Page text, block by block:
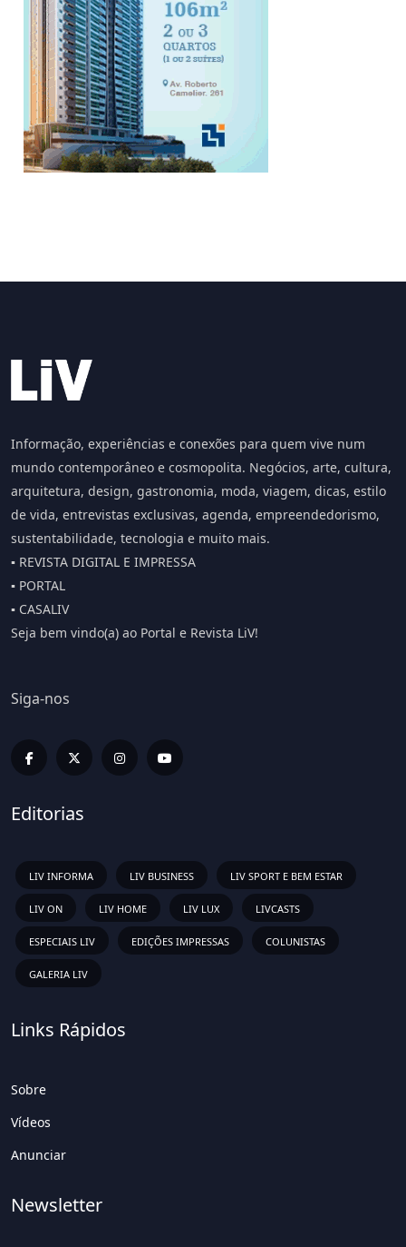
Informação, experiências e conexões para quem vive num
mundo contemporâneo e cosmopolita. Negócios, arte, cultura,
arquitetura, design, gastronomia, moda, viagem, dicas, estilo
de vida, entrevistas exclusivas, agenda, empreendedorismo,
sustentabilidade, tecnologia e muito mais.
▪️ REVISTA DIGITAL E IMPRESSA
▪️ PORTAL
▪️ CASALIV
Seja bem vindo(a) ao Portal e Revista LiV!
Siga-nos
Editorias
LIV INFORMA LIV BUSINESS LIV SPORT E BEM ESTAR
LIV ON LIV HOME LIV LUX LIVCASTS
ESPECIAIS LIV EDIÇÕES IMPRESSAS COLUNISTAS
GALERIA LIV
Links Rápidos
Sobre
Vídeos
Anunciar
Newsletter